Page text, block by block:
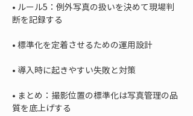
• ルール5：例外写真の扱いを決めて現場判
•
•
• まとめ：撮影位置の標準化は写真管理の品
質を底上げする